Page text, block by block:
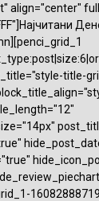
align="center"
title-